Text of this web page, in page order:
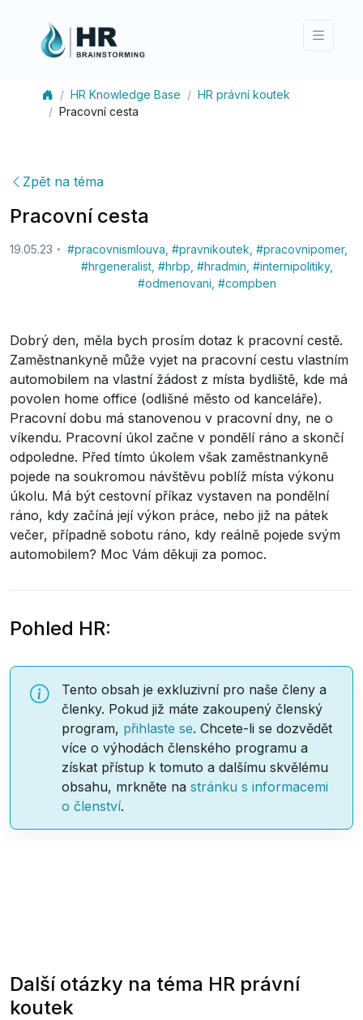
HR Knowledge Base
HR právní koutek
Pracovní cesta
Zpět na téma
Pracovní cesta
19.05.23 #pracovnismlouva #pravnikoutek #pracovnipomer,
#hrgeneralist #hrbp #hradmin #internipolitiky,
#odmenovani #compben
Dobrý den, měla bych prosím dotaz k pracovní cestě.
Zaměstnankyně může vyjet na pracovní cestu vlastním
automobilem na vlastní žádost z místa bydliště, kde má
povolen home office (odlišné město od kanceláře).
Pracovní dobu má stanovenou v pracovní dny, ne o
víkendu. Pracovní úkol začne v pondělí ráno a skončí
odpoledne. Před tímto úkolem však zaměstnankyně
pojede na soukromou návštěvu poblíž místa výkonu
úkolu. Má být cestovní příkaz vystaven na pondělní
ráno, kdy začíná její výkon práce, nebo již na pátek
večer, případně sobotu ráno, kdy reálně pojede svým
automobilem? Moc Vám děkuji za pomoc.
Pohled HR:
Tento obsah je exkluzivní pro naše členy a
členky. Pokud již máte zakoupený členský
program, přihlaste se. Chcete-li se dozvědět
více o výhodách členského programu a
získat přístup k tomuto a dalšímu skvělému
obsahu, mrkněte na stránku s informacemi
o členství.
Další otázky na téma HR právní
koutek